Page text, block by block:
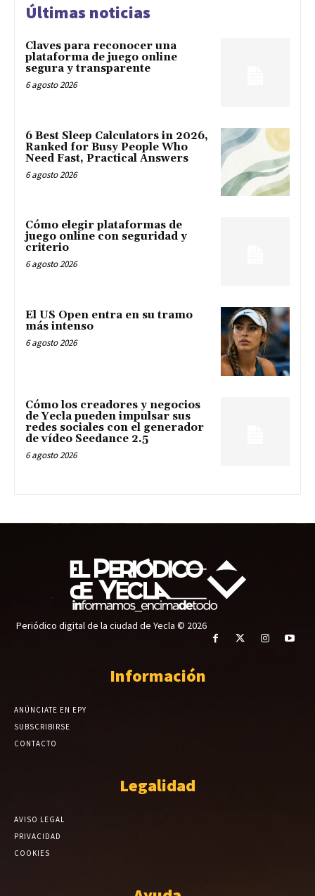
Últimas noticias
Claves para reconocer una
plataforma de juego online
segura y transparente
6 agosto 2026
6 Best Sleep Calculators in 2026,
Ranked for Busy People Who
Need Fast, Practical Answers
6 agosto 2026
Cómo elegir plataformas de
juego online con seguridad y
criterio
6 agosto 2026
El US Open entra en su tramo
más intenso
6 agosto 2026
Cómo los creadores y negocios
de Yecla pueden impulsar sus
redes sociales con el generador
de vídeo Seedance 2.5
6 agosto 2026
Periódico digital de la ciudad de Yecla © 2026
Información
ANÚNCIATE EN EPY
SUBSCRIBIRSE
CONTACTO
Legalidad
AVISO LEGAL
PRIVACIDAD
COOKIES